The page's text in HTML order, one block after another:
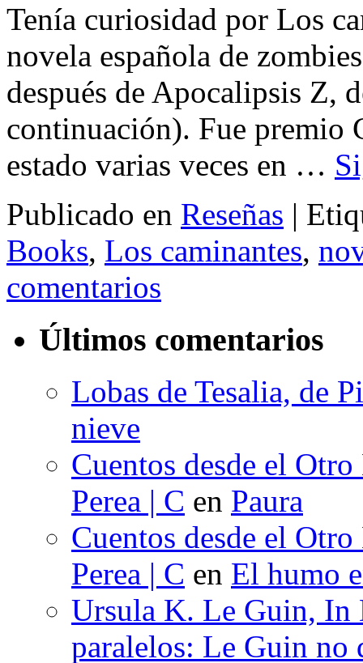
Tenía curiosidad por Los
novela española de
después de Apocalipsis Z,
continuación). Fue
estado varias veces en …
Publicado en Reseñas |
Books, Los caminantes,
comentarios
Últimos comentarios
Lobas de Tesalia, de
nieve
Cuentos desde el
Perea | C en Paura
Cuentos desde el
Perea | C en El humo
Ursula K. Le Guin, In
paralelos: Le Guin no